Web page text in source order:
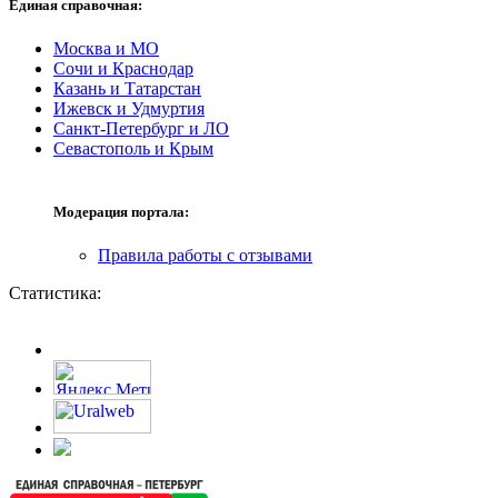
Единая справочная:
Москва и МО
Сочи и Краснодар
Казань и Татарстан
Ижевск и Удмуртия
Санкт-Петербург и ЛО
Севастополь и Крым
Модерация портала:
Правила работы с отзывами
Статистика: